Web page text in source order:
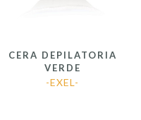
CERA DEPILATORIA
VERDE
-EXEL-